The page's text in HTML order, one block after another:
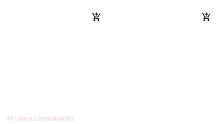
4F | Anna Lewandowska